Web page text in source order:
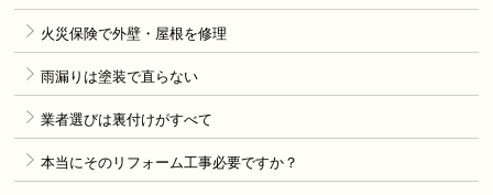
火災保険で外壁・屋根を修理
雨漏りは塗装で直らない
業者選びは裏付けがすべて
本当にそのリフォーム工事必要ですか？